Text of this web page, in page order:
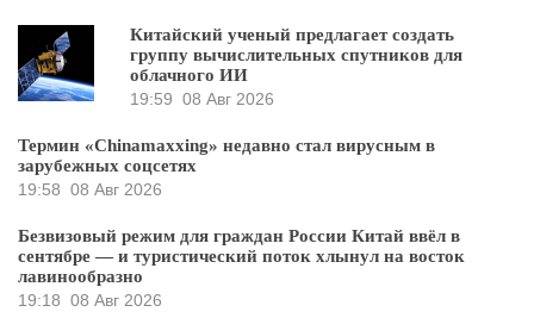
Китайский ученый предлагает создать
группу вычислительных спутников для
облачного ИИ
19:59 08 Авг 2026
Термин «Chinamaxxing» недавно стал вирусным в
зарубежных соцсетях
19:58 08 Авг 2026
Безвизовый режим для граждан России Китай ввёл в
сентябре — и туристический поток хлынул на восток
лавинообразно
19:18 08 Авг 2026